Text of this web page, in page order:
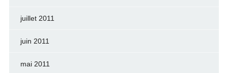
juillet 2011
juin 2011
mai 2011